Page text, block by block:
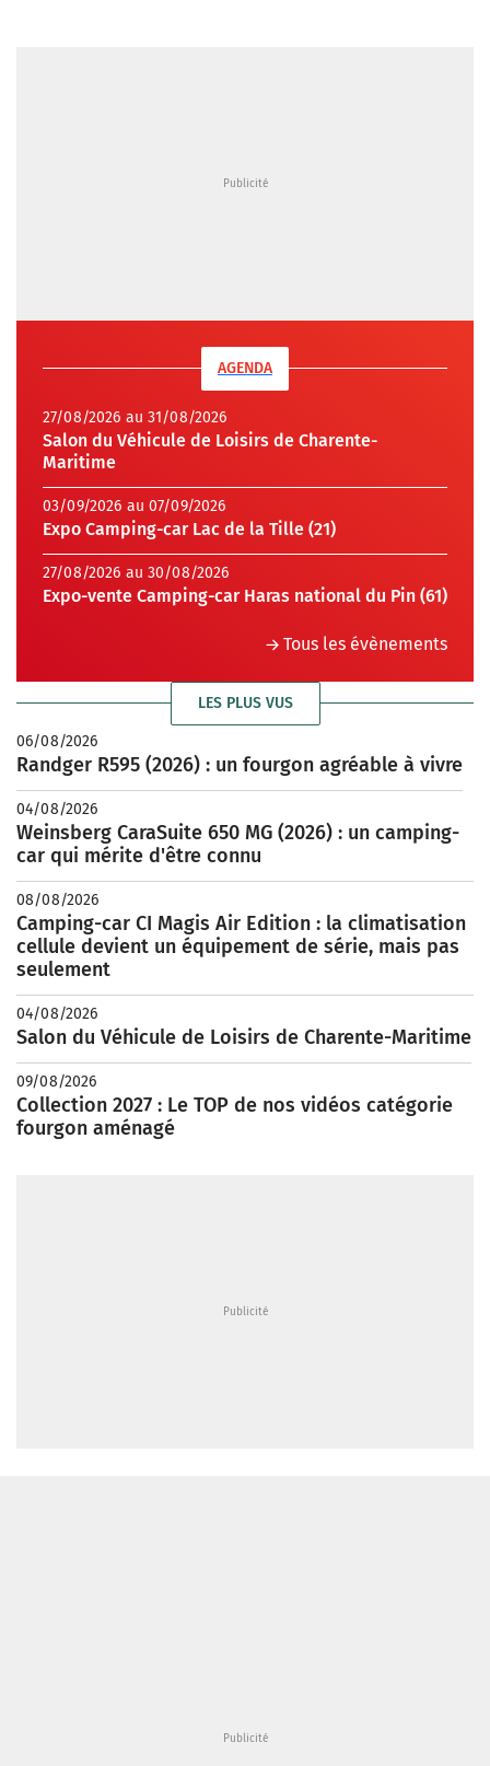
AGENDA
27/08/2026 au 31/08/2026
Salon du Véhicule de Loisirs de Charente-
Maritime
03/09/2026 au 07/09/2026
Expo Camping-car Lac de la Tille (21)
27/08/2026 au 30/08/2026
Expo-vente Camping-car Haras national du Pin (61)
Tous les évènements
LES PLUS VUS
06/08/2026
Randger R595 (2026) : un fourgon agréable à vivre
04/08/2026
Weinsberg CaraSuite 650 MG (2026) : un camping-
car qui mérite d'être connu
08/08/2026
Camping-car CI Magis Air Edition : la climatisation
cellule devient un équipement de série, mais pas
seulement
04/08/2026
Salon du Véhicule de Loisirs de Charente-Maritime
09/08/2026
Collection 2027 : Le TOP de nos vidéos catégorie
fourgon aménagé